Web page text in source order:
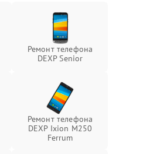
Ремонт телефона
DEXP Senior
Ремонт телефона
DEXP Ixion M250
Ferrum